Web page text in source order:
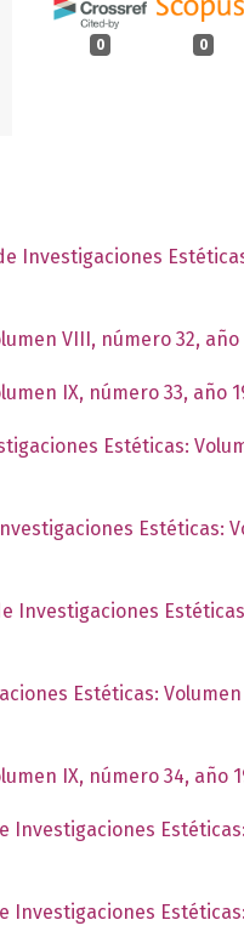
0 0
Investigaciones
VIII, número 32, año
IX, número 33, año
Estéticas:
Estéticas:
Investigaciones
Estéticas:
IX, número 34, año
Investigaciones
Investigaciones